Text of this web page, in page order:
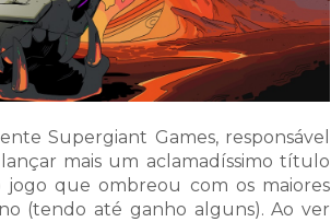
Supergiant Games, responsável
mais um aclamadíssimo título
jogo que ombreou com os maiores
(tendo até ganho alguns). Ao ver